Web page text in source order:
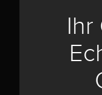
Ihr